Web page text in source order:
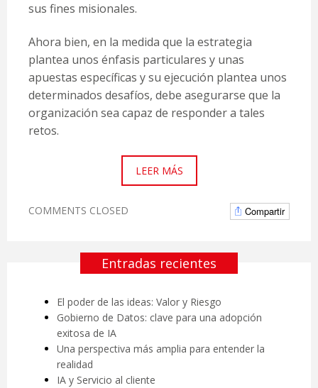
sus fines misionales.
Ahora bien, en la medida que la estrategia
plantea unos énfasis particulares y unas
apuestas específicas y su ejecución plantea unos
determinados desafíos, debe asegurarse que la
organización sea capaz de responder a tales
retos.
LEER MÁS
COMMENTS CLOSED Compartir
Entradas recientes
El poder de las ideas: Valor y Riesgo
Gobierno de Datos: clave para una adopción
exitosa de IA
Una perspectiva más amplia para entender la
realidad
IA y Servicio al cliente